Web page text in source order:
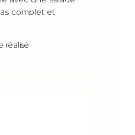
complet et
réalisé